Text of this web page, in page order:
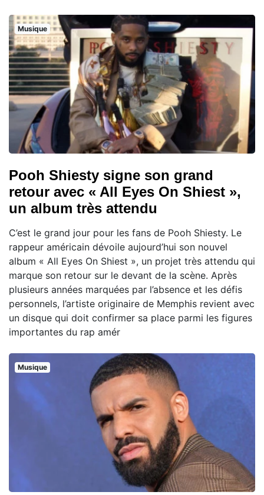
Musique
Pooh Shiesty signe son grand
retour avec « All Eyes On Shiest »,
un album très attendu
C’est le grand jour pour les fans de Pooh Shiesty. Le
rappeur américain dévoile aujourd’hui son nouvel
album « All Eyes On Shiest », un projet très attendu qui
marque son retour sur le devant de la scène. Après
plusieurs années marquées par l’absence et les défis
personnels, l’artiste originaire de Memphis revient avec
un disque qui doit confirmer sa place parmi les figures
importantes du rap amér
Musique